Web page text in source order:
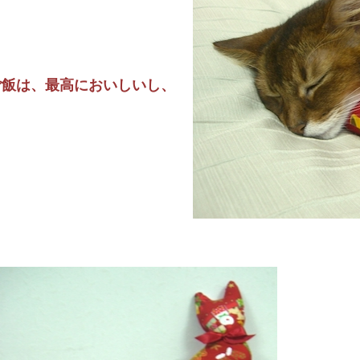
は、最高においしいし、